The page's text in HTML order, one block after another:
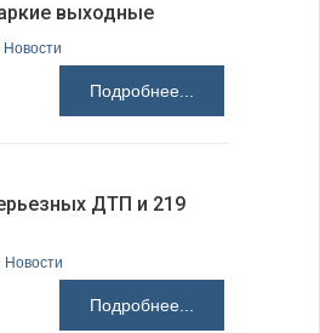
выходные
Новости
Подробнее...
ДТП и 219
Новости
Подробнее...